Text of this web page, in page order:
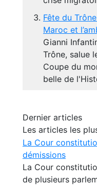
Fête du
Maroc et
Gianni
Trône, salue
Coupe du
belle de
Dernier articles
Les articles les
La Cour
démissions
La Cour
de plusieurs